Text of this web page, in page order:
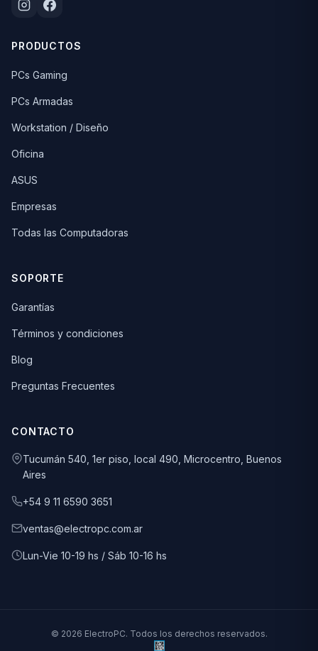
PRODUCTOS
PCs Gaming
PCs Armadas
Workstation / Diseño
Oficina
ASUS
Empresas
Todas las Computadoras
SOPORTE
Garantías
Términos y condiciones
Blog
Preguntas Frecuentes
CONTACTO
Tucumán 540, 1er piso, local 490, Microcentro, Buenos
Aires
+54 9 11 6590 3651
ventas@electropc.com.ar
Lun-Vie 10-19 hs / Sáb 10-16 hs
© 2026 ElectroPC. Todos los derechos reservados.